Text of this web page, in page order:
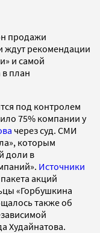
продажи
ждут рекомендации
и самой
план
под контролем
75% компании у
через суд. СМИ
которым
доли в
Источники
акций
«Горбушкина
также об
Худайнатова.